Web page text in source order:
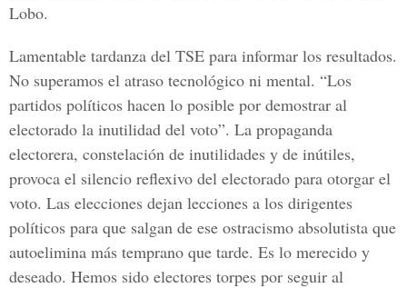
Lobo.
Lamentable tardanza del TSE para informar los resultados.
No superamos el atraso tecnológico ni mental. “Los
partidos políticos hacen lo posible por demostrar al
electorado la inutilidad del voto”. La propaganda
electorera, constelación de inutilidades y de inútiles,
provoca el silencio reflexivo del electorado para otorgar el
voto. Las elecciones dejan lecciones a los dirigentes
políticos para que salgan de ese ostracismo absolutista que
autoelimina más temprano que tarde. Es lo merecido y
deseado. Hemos sido electores torpes por seguir al